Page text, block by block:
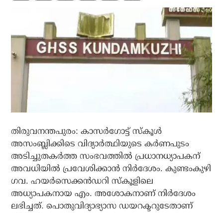
തിരുവനന്തപുരം: കാസര്‍ഗോട്ട് സ്‌കൂള്‍
അസംബ്ലിക്കിടെ വിദ്യാര്‍ത്ഥിയുടെ കര്‍ണപുടം
അടിച്ചുതകര്‍ത്ത സംഭവത്തില്‍ പ്രധാനധ്യാപകന്
അവധിയില്‍ പ്രവേശിക്കാന്‍ നിര്‍ദേശം. കുണ്ടംകുഴി
ഗവ. ഹയര്‍സെക്കന്‍ഡറി സ്‌കൂളിലെ
അധ്യാപകനായ എം. അശോകനാണ് നിര്‍ദേശം
ലഭിച്ചത്. പൊതുവിദ്യാഭ്യാസ ഡയറക്ടറുടേതാണ്